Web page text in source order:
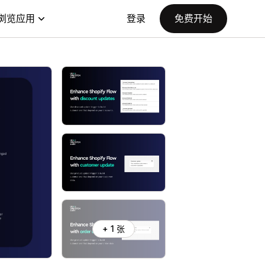
览应用 登录 免费开始
+ 1 张